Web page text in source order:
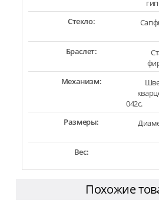
Стекло:
Браслет:
Механизм:
042c.
Размеры:
Вес:
Похожие